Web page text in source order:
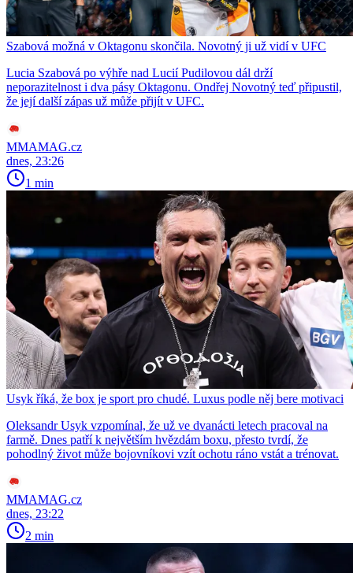
Szabová možná v Oktagonu skončila. Novotný ji už vidí v UFC
Lucia Szabová po výhře nad Lucií Pudilovou dál drží
neporazitelnost i dva pásy Oktagonu. Ondřej Novotný teď připustil,
že její další zápas už může přijít v UFC.
MMAMAG.cz
dnes, 23:26
1 min
Usyk říká, že box je sport pro chudé. Luxus podle něj bere motivaci
Oleksandr Usyk vzpomínal, že už ve dvanácti letech pracoval na
farmě. Dnes patří k největším hvězdám boxu, přesto tvrdí, že
pohodlný život může bojovníkovi vzít ochotu ráno vstát a trénovat.
MMAMAG.cz
dnes, 23:22
2 min